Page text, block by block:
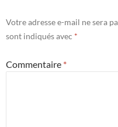
Votre adresse e-mail ne sera
sont indiqués avec *
Commentaire *